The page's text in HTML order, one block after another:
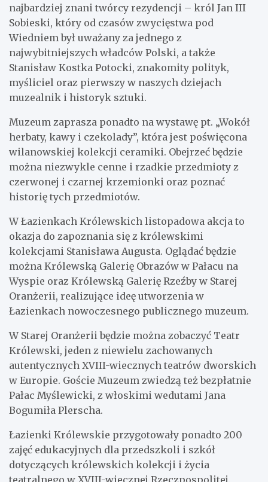
najbardziej znani twórcy rezydencji – król Jan III
Sobieski, który od czasów zwycięstwa pod
Wiedniem był uważany za jednego z
najwybitniejszych władców Polski, a także
Stanisław Kostka Potocki, znakomity polityk,
myśliciel oraz pierwszy w naszych dziejach
muzealnik i historyk sztuki.
Muzeum zaprasza ponadto na wystawę pt. „Wokół
herbaty, kawy i czekolady”, która jest poświęcona
wilanowskiej kolekcji ceramiki. Obejrzeć będzie
można niezwykle cenne i rzadkie przedmioty z
czerwonej i czarnej krzemionki oraz poznać
historię tych przedmiotów.
W Łazienkach Królewskich listopadowa akcja to
okazja do zapoznania się z królewskimi
kolekcjami Stanisława Augusta. Oglądać będzie
można Królewską Galerię Obrazów w Pałacu na
Wyspie oraz Królewską Galerię Rzeźby w Starej
Oranżerii, realizujące ideę utworzenia w
Łazienkach nowoczesnego publicznego muzeum.
W Starej Oranżerii będzie można zobaczyć Teatr
Królewski, jeden z niewielu zachowanych
autentycznych XVIII-wiecznych teatrów dworskich
w Europie. Goście Muzeum zwiedzą też bezpłatnie
Pałac Myślewicki, z włoskimi wedutami Jana
Bogumiła Plerscha.
Łazienki Królewskie przygotowały ponadto 200
zajęć edukacyjnych dla przedszkoli i szkół
dotyczących królewskich kolekcji i życia
teatralnego w XVIII-wiecznej Rzeczpospolitej.